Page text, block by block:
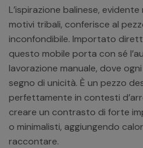
L’ispirazione balinese,
motivi tribali, conferisce al
inconfondibile. Importato
questo mobile porta con sé
lavorazione manuale, dove
segno di unicità. È un pezzo
perfettamente in contesti
creare un contrasto di forte
o minimalisti, aggiungendo
raccontare.